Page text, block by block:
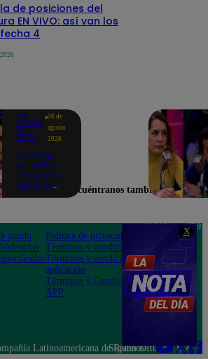
X
de posiciones del
EN VIVO: así van los
4
ME
CAIGO
DE
RISA
06 de
agosto
2026
Me Caigo
De Risa: El
inesperado
chiste de
hizo
explotar a
todo el set
Encuéntranos también en
ayudo
Política de privacidad
Términos y condiciones
Términos y condiciones
aplicación
Términos y Condiciones
APP
Teléfono: 219
Av. San
Felipe 968
Jesús María
Latinoamericana de Radio Difusión S.A.
Síguenos